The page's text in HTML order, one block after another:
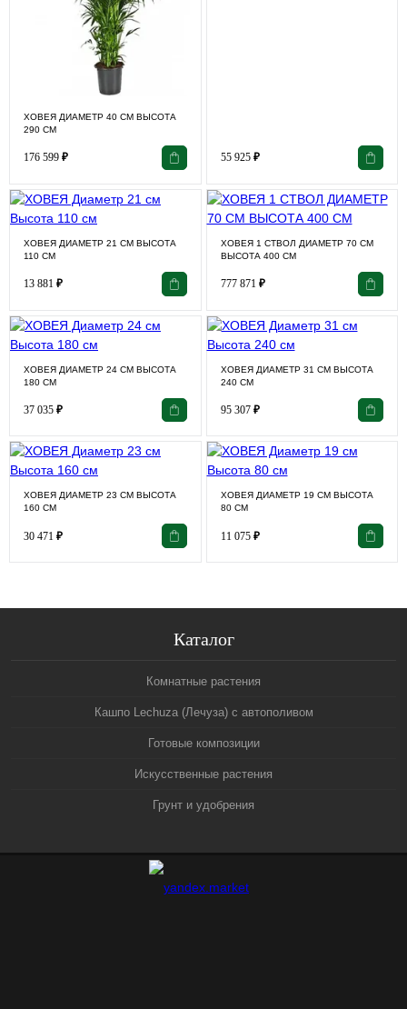
ХОВЕЯ ДИАМЕТР 40 СМ ВЫСОТА
290 СМ
176 599 ₽ 55 925 ₽
ХОВЕЯ ДИАМЕТР 21 СМ ВЫСОТА
110 СМ
13 881 ₽
ХОВЕЯ 1 СТВОЛ ДИАМЕТР 70 СМ
ВЫСОТА 400 СМ
777 871 ₽
ХОВЕЯ ДИАМЕТР 24 СМ ВЫСОТА
180 СМ
37 035 ₽
ХОВЕЯ ДИАМЕТР 31 СМ ВЫСОТА
240 СМ
95 307 ₽
ХОВЕЯ ДИАМЕТР 23 СМ ВЫСОТА
160 СМ
30 471 ₽
ХОВЕЯ ДИАМЕТР 19 СМ ВЫСОТА
80 СМ
11 075 ₽
Каталог
Комнатные растения
Кашпо Lechuza (Лечуза) с автополивом
Готовые композиции
Искусственные растения
Грунт и удобрения